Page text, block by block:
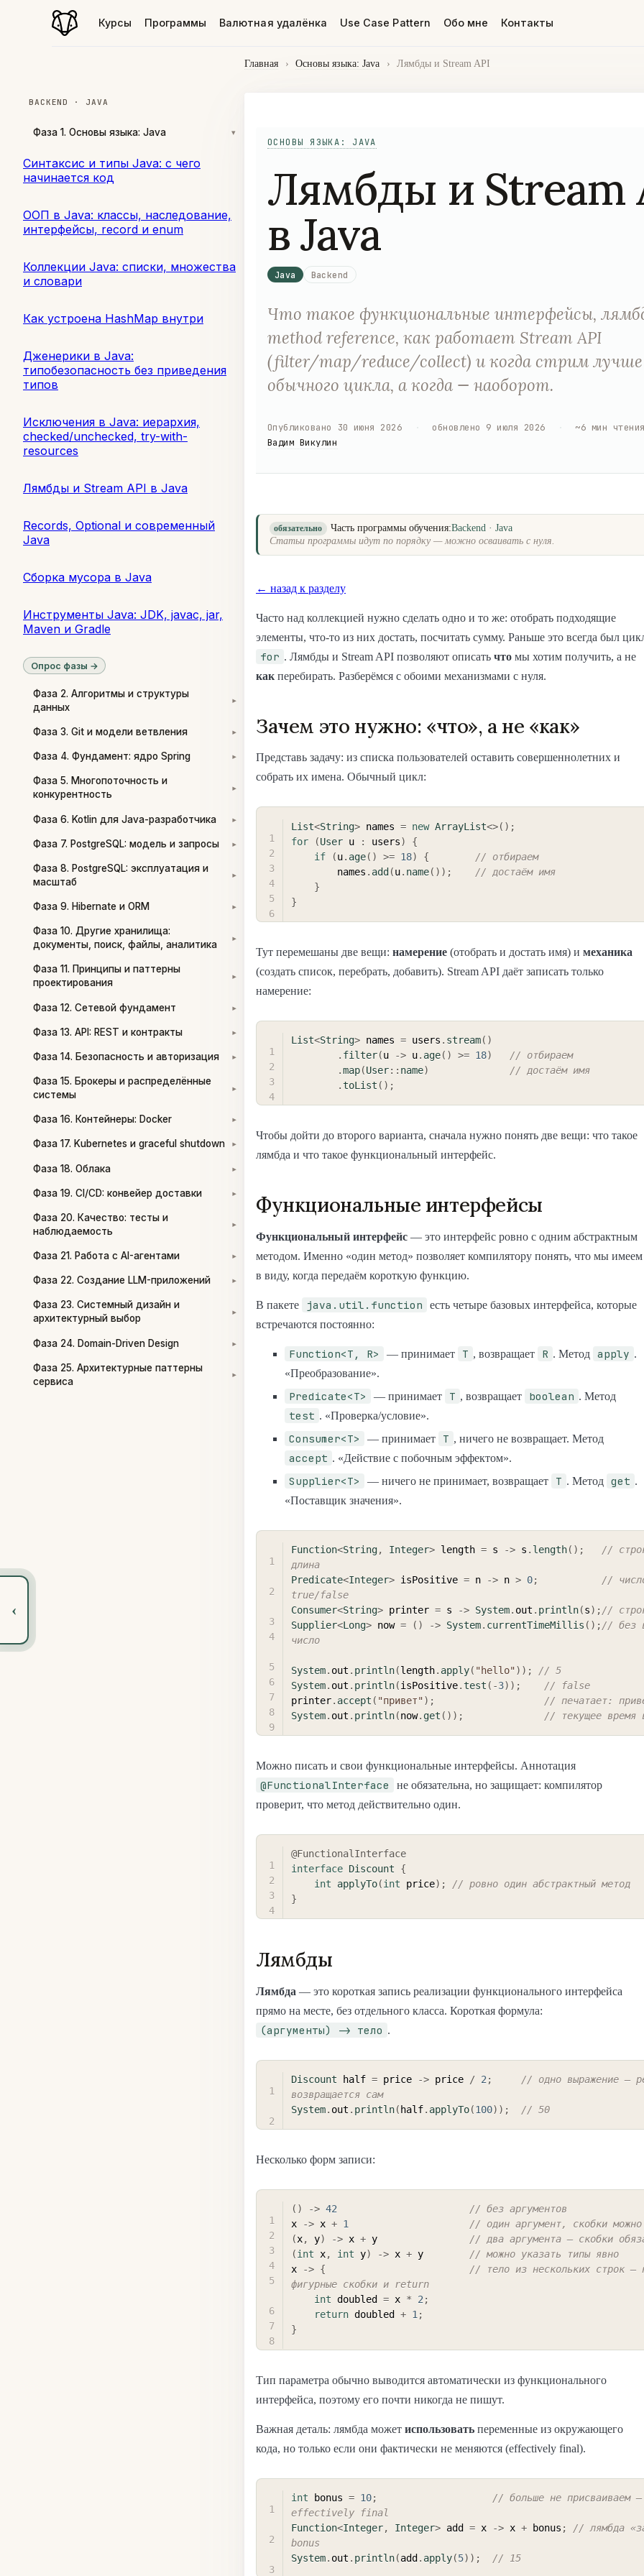
Курсы Программы Валютная удалёнка Use Case Pattern Обо мне Контакты
BACKEND · JAVA
Фаза 1. Основы языка: Java ▾
Синтаксис и типы Java: с чего
начинается код
ООП в Java: классы, наследование,
интерфейсы, record и enum
Коллекции Java: списки, множества
и словари
Как устроена HashMap внутри
Дженерики в Java:
типобезопасность без приведения
типов
Исключения в Java: иерархия,
checked/unchecked, try-with-
resources
Лямбды и Stream API в Java
Records, Optional и современный
Java
Сборка мусора в Java
Инструменты Java: JDK, javac, jar,
Maven и Gradle
Опрос фазы →
Фаза 2. Алгоритмы и структуры
данных
▾
Фаза 3. Git и модели ветвления ▾
Фаза 4. Фундамент: ядро Spring ▾
Фаза 5. Многопоточность и
конкурентность
▾
Фаза 6. Kotlin для Java-разработчика ▾
Фаза 7. PostgreSQL: модель и запросы ▾
Фаза 8. PostgreSQL: эксплуатация и
масштаб
▾
Фаза 9. Hibernate и ORM ▾
Фаза 10. Другие хранилища:
документы, поиск, файлы, аналитика
▾
Фаза 11. Принципы и паттерны
проектирования
▾
Фаза 12. Сетевой фундамент ▾
Фаза 13. API: REST и контракты ▾
Фаза 14. Безопасность и авторизация ▾
Фаза 15. Брокеры и распределённые
системы
▾
Фаза 16. Контейнеры: Docker ▾
Фаза 17. Kubernetes и graceful shutdown ▾
Фаза 18. Облака ▾
Фаза 19. CI/CD: конвейер доставки ▾
Фаза 20. Качество: тесты и
наблюдаемость
▾
Фаза 21. Работа с AI-агентами ▾
Фаза 22. Создание LLM-приложений ▾
Фаза 23. Системный дизайн и
архитектурный выбор
▾
Фаза 24. Domain-Driven Design ▾
Фаза 25. Архитектурные паттерны
сервиса
▾
‹
Главная › Основы языка: Java › Лямбды и Stream API
ОСНОВЫ ЯЗЫКА: JAVA
Лямбды и Stream
в Java
Java Backend
Что такое функциональные интерфейсы,
method reference, как работает Stream API
(filter/map/reduce/collect) и когда стрим лучше
обычного цикла, а когда — наоборот.
Опубликовано 30 июня 2026 обновлено 9 июля 2026 ~6 мин
Вадим Викулин
обязательно Часть программы обучения:Backend · Java
Статьи программы идут по порядку — можно осваивать с нуля.
← назад к разделу
Часто над коллекцией нужно сделать одно и то же: отобрать подходящие
элементы, что-то из них достать, посчитать сумму. Раньше это всегда был
for . Лямбды и Stream API позволяют описать что мы хотим получить, а не
как перебирать. Разберёмся с обоими механизмами с нуля.
Зачем это нужно: «что», а не «как»
Представь задачу: из списка пользователей оставить совершеннолетних и
собрать их имена. Обычный цикл:
List<String> names = new ArrayList<>( ) ;
for
(User u : users)
{
if
(u. age( ) >= 18) {
// отбираем
        names
. add(u. name( ) ) ;
// достаём имя
}
}
Тут перемешаны две вещи: намерение (отобрать и достать имя) и механика
(создать список, перебрать, добавить). Stream API даёт записать только
намерение:
List<String> names = users . stream( )
. filter(u -> u. age( ) >= 18)
// отбираем
.map(User:: name)
// достаём имя
.toList ( ) ;
Чтобы дойти до второго варианта, сначала нужно понять две вещи: что такое
лямбда и что такое функциональный интерфейс.
Функциональные интерфейсы
Функциональный интерфейс — это интерфейс ровно с одним абстрактным
методом. Именно «один метод» позволяет компилятору понять, что мы имеем
в виду, когда передаём короткую функцию.
В пакете java.util.function
есть четыре базовых интерфейса, которые
встречаются постоянно:
Function<T, R> — принимает T , возвращает R . Метод apply .
«Преобразование».
Predicate<T> — принимает T , возвращает boolean . Метод
test . «Проверка/условие».
Consumer<T> — принимает T , ничего не возвращает. Метод
accept . «Действие с побочным эффектом».
Supplier<T> — ничего не принимает, возвращает T . Метод get .
«Поставщик значения».
Function<String, Integer> length = s -> s . length( ) ;
//
длина
Predicate<Integer> isPositive = n -> n > 0;
//
true/false
Consumer<String> printer = s -> System. out . println(s) ; //
Supplier<Long> now = ( ) -> System. currentTimeMillis ( ) ; // без
число
System. out . println(length. apply( "hello") ) ;
// 5
System. out . println(isPositive.test ( -3) ) ;
// false
printer. accept ( "привет") ;
// печатает:
System. out . println(now. get ( ) ) ; // текущее время
Можно писать и свои функциональные интерфейсы. Аннотация
@FunctionalInterface
не обязательна, но защищает: компилятор
проверит, что метод действительно один.
@FunctionalInterface
interface Discount
{
int
applyTo(int price) ;
// ровно один абстрактный метод
}
Лямбды
Лямбда — это короткая запись реализации функционального интерфейса
прямо на месте, без отдельного класса. Короткая формула:
(аргументы) -> тело .
Discount half = price -> price / 2 ;
// одно выражение —
возвращается сам
System. out . println( half. applyTo(100) ) ; // 50
Несколько форм записи:
( ) -> 42
// без аргументов
x
-> x + 1
// один аргумент, скобки можно
(x, y) -> x + y // два аргумента — скобки
(int x, int y) -> x + y // можно указать типы явно
x
-> {
// тело из нескольких строк —
фигурные скобки и return
int doubled = x * 2;
return doubled + 1;
}
Тип параметра обычно выводится автоматически из функционального
интерфейса, поэтому его почти никогда не пишут.
Важная деталь: лямбда может использовать переменные из окружающего
кода, но только если они фактически не меняются (effectively final).
int bonus = 10;
// больше не присваиваем —
effectively final
Function<Integer, Integer> add = x -> x + bonus ;
// лямбда
bonus
System. out . println(add . apply(5) ) ; // 15